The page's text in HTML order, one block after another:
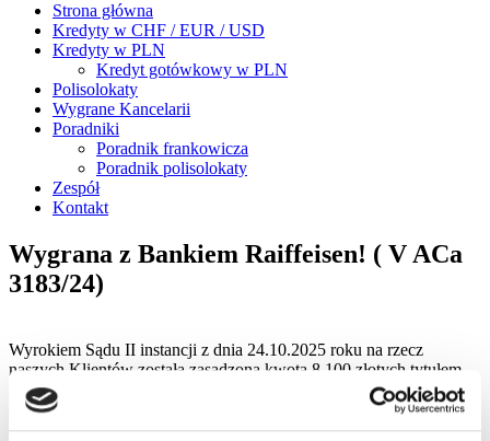
Strona główna
Kredyty w CHF / EUR / USD
Kredyty w PLN
Kredyt gotówkowy w PLN
Polisolokaty
Wygrane Kancelarii
Poradniki
Poradnik frankowicza
Poradnik polisolokaty
Zespół
Kontakt
Wygrana z Bankiem Raiffeisen! ( V ACa
3183/24)
Wyrokiem Sądu II instancji z dnia 24.10.2025 roku na rzecz
naszych Klientów została zasądzona kwota 8 100 złotych tytułem
zwrotu kosztów postępowania apelacyjnego, wraz z ustawowymi
odsetkami za opóźnienie.